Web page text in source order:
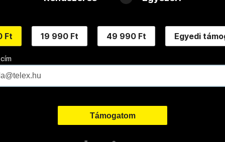
Ft 19 990 Ft 49 990 Ft Egyedi